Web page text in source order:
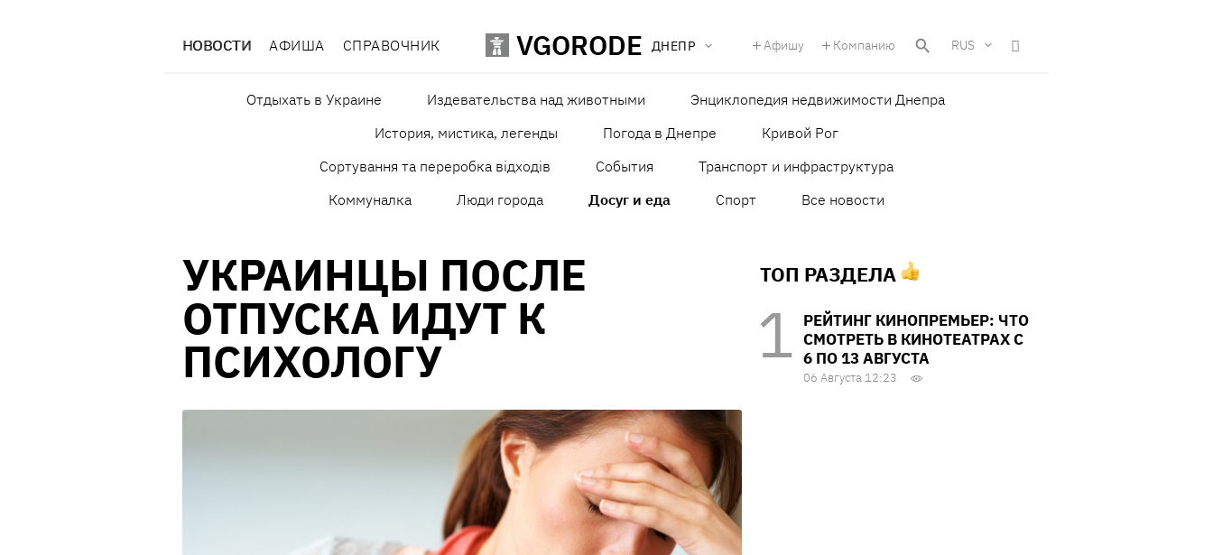
НОВОСТИ АФИША СПРАВОЧНИК VGORODE ДНЕПР Афишу Компанию RUS
Отдыхать в Украине Издевательства над животными
Энциклопедия недвижимости Днепра
История, мистика, легенды
Погода в Днепре
Кривой Рог
Сортування та переробка відходів
События
Транспорт и инфраструктура
Коммуналка
Люди города Досуг и еда Спорт Все новости
УКРАИНЦЫ ПОСЛЕ
ОТПУСКА ИДУТ К
ПСИХОЛОГУ
ТОП РАЗДЕЛА
РЕЙТИНГ КИНОПРЕМЬЕР: ЧТО
СМОТРЕТЬ В КИНОТЕАТРАХ С
6 ПО 13 АВГУСТА
06 Августа 12:23